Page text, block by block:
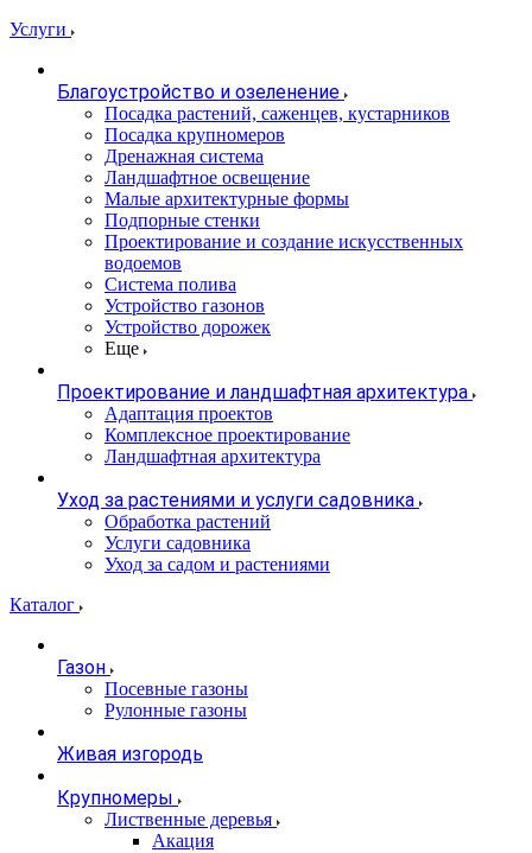
Услуги
Благоустройство и озеленение
Посадка растений, саженцев, кустарников
Посадка крупномеров
Дренажная система
Ландшафтное освещение
Малые архитектурные формы
Подпорные стенки
Проектирование и создание искусственных
водоемов
Система полива
Устройство газонов
Устройство дорожек
Еще
Проектирование и ландшафтная архитектура
Адаптация проектов
Комплексное проектирование
Ландшафтная архитектура
Уход за растениями и услуги садовника
Обработка растений
Услуги садовника
Уход за садом и растениями
Каталог
Газон
Посевные газоны
Рулонные газоны
Живая изгородь
Крупномеры
Лиственные деревья
Акация